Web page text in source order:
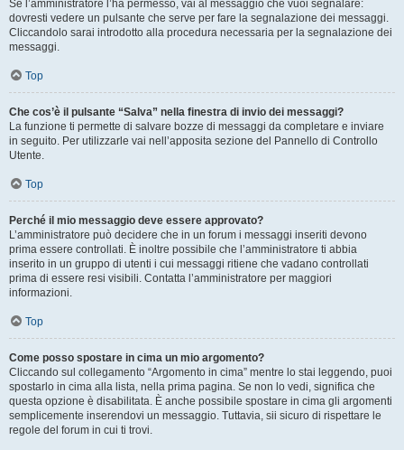
Se l’amministratore l’ha permesso, vai al messaggio che vuoi segnalare:
dovresti vedere un pulsante che serve per fare la segnalazione dei messaggi.
Cliccandolo sarai introdotto alla procedura necessaria per la segnalazione dei
messaggi.
Top
Che cos’è il pulsante “Salva” nella finestra di invio dei messaggi?
La funzione ti permette di salvare bozze di messaggi da completare e inviare
in seguito. Per utilizzarle vai nell’apposita sezione del Pannello di Controllo
Utente.
Top
Perché il mio messaggio deve essere approvato?
L’amministratore può decidere che in un forum i messaggi inseriti devono
prima essere controllati. È inoltre possibile che l’amministratore ti abbia
inserito in un gruppo di utenti i cui messaggi ritiene che vadano controllati
prima di essere resi visibili. Contatta l’amministratore per maggiori
informazioni.
Top
Come posso spostare in cima un mio argomento?
Cliccando sul collegamento “Argomento in cima” mentre lo stai leggendo, puoi
spostarlo in cima alla lista, nella prima pagina. Se non lo vedi, significa che
questa opzione è disabilitata. È anche possibile spostare in cima gli argomenti
semplicemente inserendovi un messaggio. Tuttavia, sii sicuro di rispettare le
regole del forum in cui ti trovi.